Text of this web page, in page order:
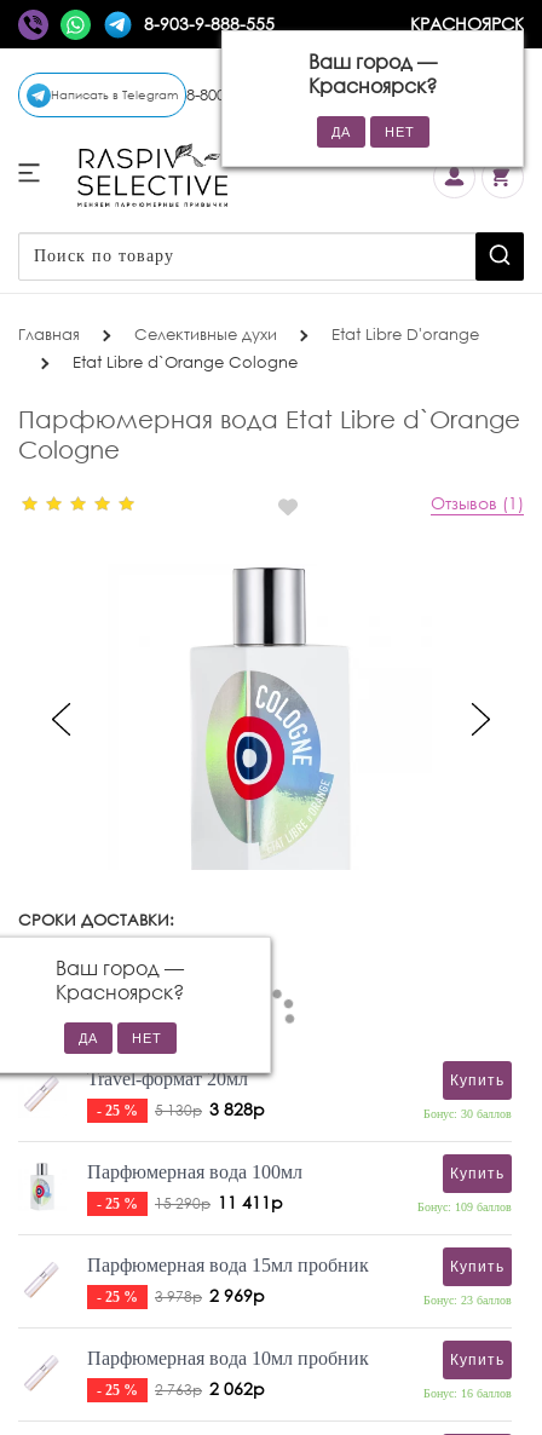
8-903-9-888-555 КРАСНОЯРСК
Ваш город —
Красноярск?
Написать в Telegram 8-800-770-72-34 (бесплатно)
Главная Селективные духи
Etat Libre D'orange
Etat Libre d`Orange Cologne
Парфюмерная вода Etat Libre d`Orange
Cologne
Отзывов (1)
СРОКИ ДОСТАВКИ:
Ваш город —
Красноярск?
Travel-формат 20мл
- 25 % 5 130р 3 828р
Купить
Бонус: 30 баллов
Парфюмерная вода 100мл
- 25 % 15 290р 11 411р
Купить
Бонус: 109 баллов
Парфюмерная вода 15мл пробник
- 25 % 3 978р 2 969р
Купить
Бонус: 23 баллов
Парфюмерная вода 10мл пробник
- 25 % 2 763р 2 062р
Купить
Бонус: 16 баллов